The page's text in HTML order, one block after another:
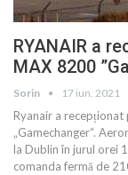
RYANAIR a
MAX 8200
Sorin 17 iun. 2021
Ryanair a
„Gamechanger“.
la Dublin în jurul orei
comanda fermă de